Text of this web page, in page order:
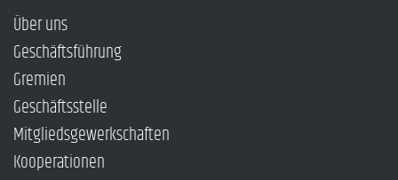
Über uns
Geschäftsführung
Gremien
Geschäftsstelle
Mitgliedsgewerkschaften
Kooperationen